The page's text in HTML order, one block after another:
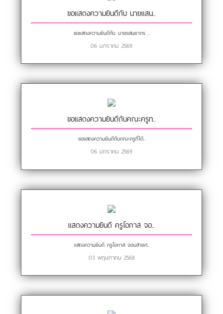
ขอแสดงความยินดีกับ นายแสน..
ขอแสดงความยินดีกับ นายแสนยากร ..
06 มกราคม 2569
ขอแสดงความยินดีกับคณะครูท..
ขอแสดงความยินดีกับคณะครูที่ได้..
06 มกราคม 2569
แสดงความยินดี ครูโอภาส จอ..
แสดงความยินดี ครูโอภาส จอมสายศ..
03 พฤษภาคม 2568